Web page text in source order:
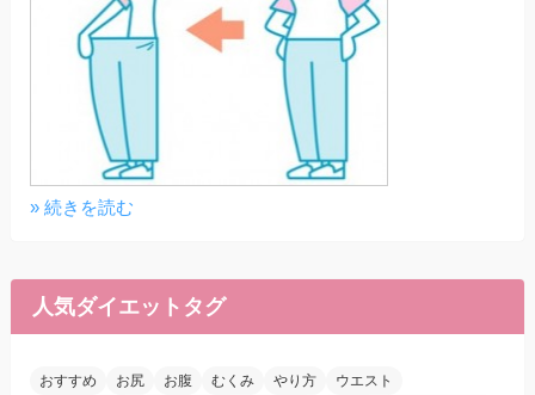
» 続きを読む
人気ダイエットタグ
おすすめ お尻 お腹 むくみ やり方
ウエスト